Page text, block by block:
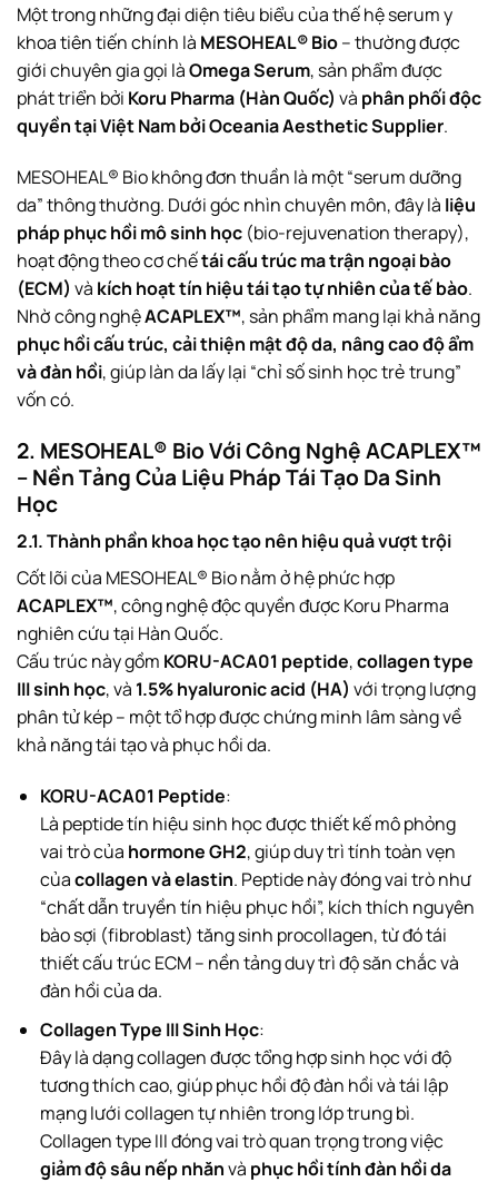
Một trong những đại diện tiêu biểu của thế hệ serum y
khoa tiên tiến chính là MESOHEAL® Bio– thường được
giới chuyên gia gọi làOmega Serum, sản phẩm được
phát triển bởi Koru Pharma (Hàn Quốc) và phân phối độc
quyền tại Việt Nam bởi Oceania Aesthetic Supplier.
MESOHEAL® Bio không đơn thuần là một “serum dưỡng
da” thông thường. Dưới góc nhìn chuyên môn, đây là liệu
pháp phục hồi mô sinh học (bio-rejuvenation therapy),
hoạt động theo cơ chếtái cấu trúc ma trận ngoại bào
(ECM) và kích hoạt tín hiệu tái tạo tự nhiên của tế bào.
Nhờ công nghệACAPLEX™, sản phẩm mang lại khả năng
phục hồi cấu trúc, cải thiện mật độ da, nâng cao độ ẩm
và đàn hồi, giúp làn da lấy lại “chỉ số sinh học trẻ trung”
vốn có.
2. MESOHEAL® Bio Với Công Nghệ ACAPLEX™
– Nền Tảng Của Liệu Pháp Tái Tạo Da Sinh
Học
2.1. Thành phần khoa học tạo nên hiệu quả vượt trội
Cốt lõi của MESOHEAL® Bio nằm ở hệ phức hợp
ACAPLEX™, công nghệ độc quyền được Koru Pharma
nghiên cứu tại Hàn Quốc.
Cấu trúc này gồm KORU-ACA01 peptide,collagen type
III sinh học, và 1.5% hyaluronic acid (HA) với trọng lượng
phân tử kép – một tổ hợp được chứng minh lâm sàng về
khả năng tái tạo và phục hồi da.
KORU-ACA01 Peptide:
Là peptide tín hiệu sinh học được thiết kế mô phỏng
vai trò của hormone GH2, giúp duy trì tính toàn vẹn
củacollagen và elastin. Peptide này đóng vai trò như
“chất dẫn truyền tín hiệu phục hồi”, kích thích nguyên
bào sợi (fibroblast) tăng sinh procollagen, từ đó tái
thiết cấu trúc ECM – nền tảng duy trì độ săn chắc và
đàn hồi của da.
Collagen Type III Sinh Học:
Đây là dạng collagen được tổng hợp sinh học với độ
tương thích cao, giúp phục hồi độ đàn hồi và tái lập
mạng lưới collagen tự nhiên trong lớp trung bì.
Collagen type III đóng vai trò quan trọng trong việc
giảm độ sâu nếp nhănvà phục hồi tính đàn hồi da